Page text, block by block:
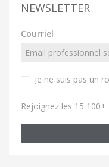
NEWSLETTER
Courriel
Je ne suis pas un
Rejoignez les 15